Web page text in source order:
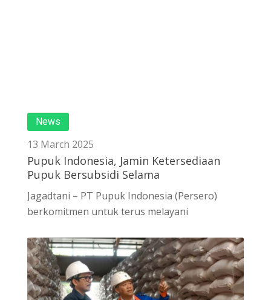
News
13 March 2025
Pupuk Indonesia, Jamin Ketersediaan
Pupuk Bersubsidi Selama
Jagadtani – PT Pupuk Indonesia (Persero)
berkomitmen untuk terus melayani